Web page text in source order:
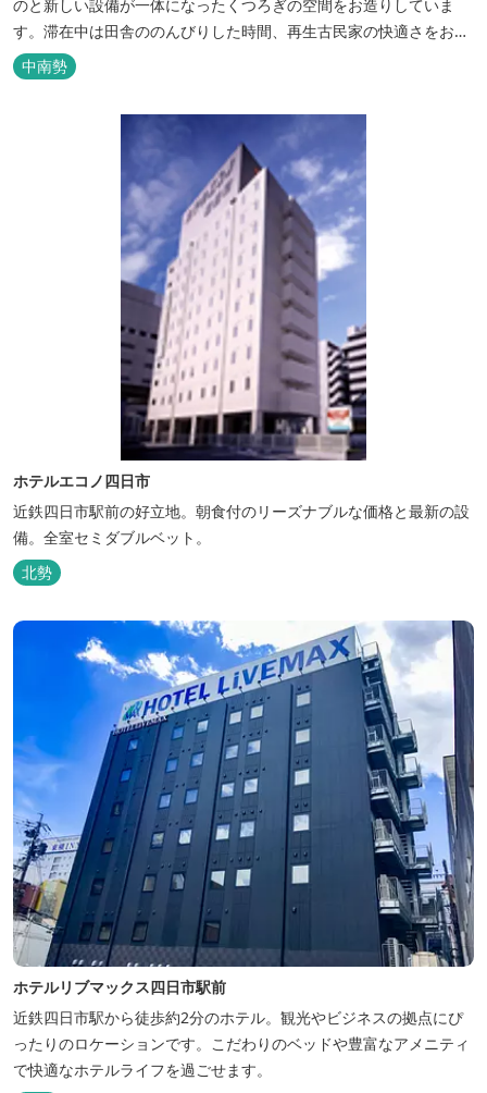
のと新しい設備が一体になったくつろぎの空間をお造りしていま
す。滞在中は田舎ののんびりした時間、再生古民家の快適さをお楽
しみください。 【時間】 《 チェックイン 》 15：00～20：00の間
にお願いいたします。 《 チェックアウト 》 10：00まで 【御利用
料金】 一日一組様１棟貸し（定員５名） 一...
中南勢
ホテルエコノ四日市
近鉄四日市駅前の好立地。朝食付のリーズナブルな価格と最新の設
備。全室セミダブルベット。
北勢
ホテルリブマックス四日市駅前
近鉄四日市駅から徒歩約2分のホテル。観光やビジネスの拠点にぴ
ったりのロケーションです。こだわりのベッドや豊富なアメニティ
で快適なホテルライフを過ごせます。